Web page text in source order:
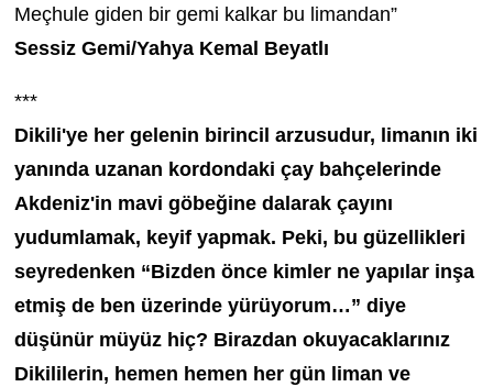
Meçhule giden bir gemi kalkar bu limandan”
Sessiz Gemi/Yahya Kemal Beyatlı
***
Dikili'ye her gelenin birincil arzusudur, limanın iki
yanında uzanan kordondaki çay bahçelerinde
Akdeniz'in mavi göbeğine dalarak çayını
yudumlamak, keyif yapmak. Peki, bu güzellikleri
seyredenken “Bizden önce kimler ne yapılar inşa
etmiş de ben üzerinde yürüyorum…” diye
düşünür müyüz hiç? Birazdan okuyacaklarınız
Dikililerin, hemen hemen her gün liman ve